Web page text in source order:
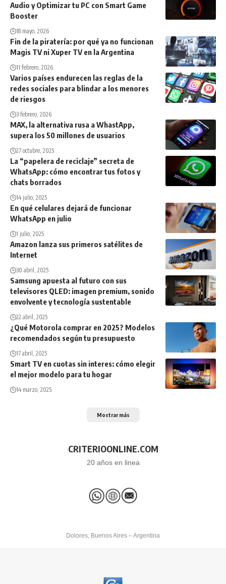
Audio y Optimizar tu PC con Smart Game
Booster
18 mayo, 2026
Fin de la piratería: por qué ya no funcionan
Magis TV ni Xuper TV en la Argentina
11 febrero, 2026
Varios países endurecen las reglas de la
redes sociales para blindar a los menores
de riesgos
3 febrero, 2026
MAX, la alternativa rusa a WhastApp,
supera los 50 millones de usuarios
27 octubre, 2025
La “papelera de reciclaje” secreta de
WhatsApp: cómo encontrar tus fotos y
chats borrados
14 julio, 2025
En qué celulares dejará de funcionar
WhatsApp en julio
1 julio, 2025
Amazon lanza sus primeros satélites de
Internet
30 abril, 2025
Samsung apuesta al futuro con sus
televisores QLED: imagen premium, sonido
envolvente y tecnología sustentable
22 abril, 2025
¿Qué Motorola comprar en 2025? Modelos
recomendados según tu presupuesto
17 abril, 2025
Smart TV en cuotas sin interes: cómo elegir
el mejor modelo para tu hogar
14 marzo, 2025
Mostrar más
CRITERIOONLINE.COM
20 años en linea
Dolores, Buenos Aires – Argentina